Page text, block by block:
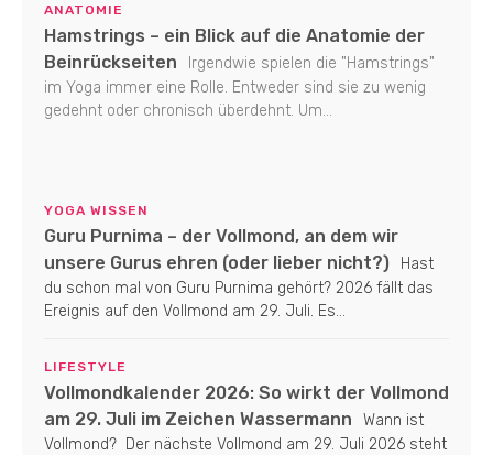
ANATOMIE
Hamstrings – ein Blick auf die Anatomie der
Beinrückseiten
Irgendwie spielen die "Hamstrings"
im Yoga immer eine Rolle. Entweder sind sie zu wenig
gedehnt oder chronisch überdehnt. Um...
YOGA WISSEN
Guru Purnima – der Vollmond, an dem wir
unsere Gurus ehren (oder lieber nicht?)
Hast
du schon mal von Guru Purnima gehört? 2026 fällt das
Ereignis auf den Vollmond am 29. Juli. Es...
LIFESTYLE
Vollmondkalender 2026: So wirkt der Vollmond
am 29. Juli im Zeichen Wassermann
Wann ist
Vollmond? Der nächste Vollmond am 29. Juli 2026 steht